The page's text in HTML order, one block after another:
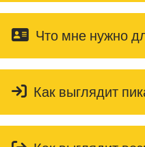
Что мне нужно
Как выглядит